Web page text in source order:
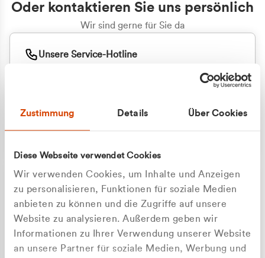
Zustimmung Details Über Cookies
Diese Webseite verwendet Cookies
Wir verwenden Cookies, um Inhalte und Anzeigen
zu personalisieren, Funktionen für soziale Medien
anbieten zu können und die Zugriffe auf unsere
Website zu analysieren. Außerdem geben wir
Informationen zu Ihrer Verwendung unserer Website
an unsere Partner für soziale Medien, Werbung und
Oder kontaktieren Sie uns persönlich
Wir sind gerne für Sie da
Unsere Service-Hotline
+49 177 8376058